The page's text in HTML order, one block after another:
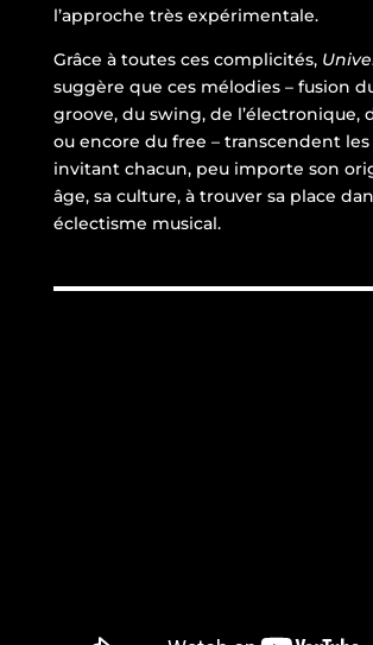
l’approche très expérimentale.
Grâce à toutes ces complicités,
suggère que ces mélodies – fusion
groove, du swing, de l’électronique,
ou encore du free – transcendent
invitant chacun, peu importe son
âge, sa culture, à trouver sa place
éclectisme musical.